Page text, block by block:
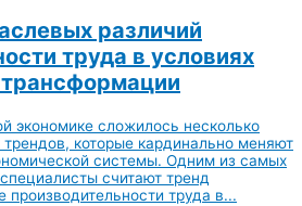
различий
труда в условиях
экономике сложилось несколько
которые кардинально меняют
системы. Одним из самых
считают тренд
труда в...